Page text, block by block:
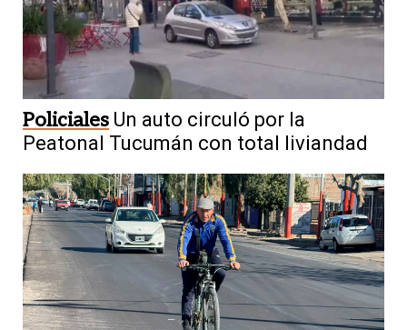
Policiales Un auto circuló por la
Peatonal Tucumán con total liviandad